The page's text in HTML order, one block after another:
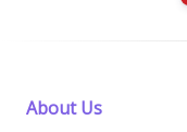
About Us